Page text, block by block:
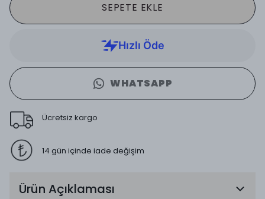
SEPETE EKLE
WHATSAPP
Ücretsiz kargo
14 gün içinde iade değişim
Ürün Açıklaması